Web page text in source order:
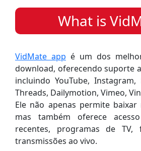
What is
VidMate app é um dos
download, oferecendo suporte
incluindo YouTube, Instagram,
Threads, Dailymotion, Vimeo,
Ele não apenas permite baixar
mas também oferece
recentes, programas de
transmissões ao vivo.